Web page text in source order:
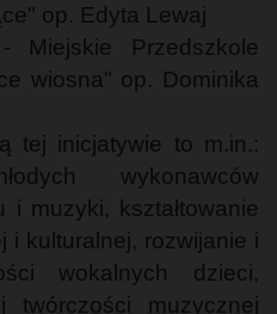
op. Edyta Lewaj
Miejskie Przedszkole
wiosna" op. Dominika
tej inicjatywie to m.in.:
wykonawców
i muzyki, kształtowanie
i kulturalnej, rozwijanie i
wokalnych dzieci,
twórczości muzycznej